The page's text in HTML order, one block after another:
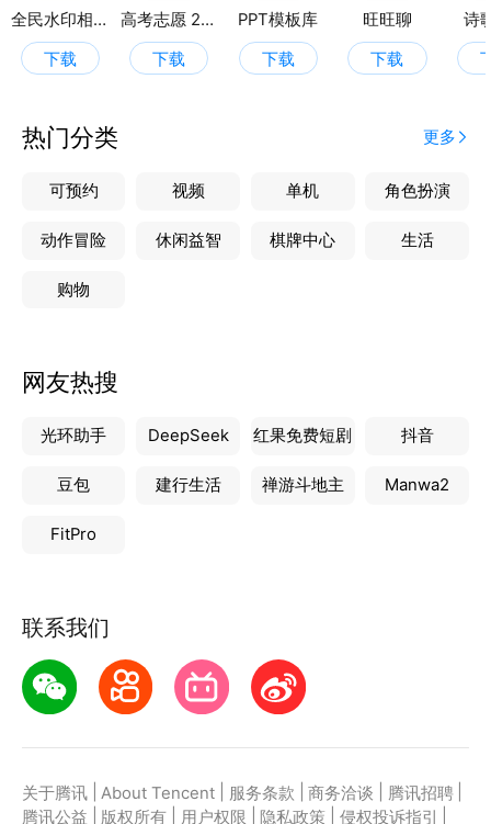
全民水印相机
下载
高考志愿 2025
下载
PPT模板库
下载
旺旺聊
下载
诗
热门分类 更多
可预约 视频 单机 角色扮演
动作冒险 休闲益智 棋牌中心 生活
购物
网友热搜
光环助手 DeepSeek 红果免费短剧 抖音
豆包 建行生活 禅游斗地主 Manwa2
FitPro
联系我们
关于腾讯 About Tencent 服务条款 商务洽谈 腾讯招聘
腾讯公益
版权所有 用户权限 隐私政策 侵权投诉指引